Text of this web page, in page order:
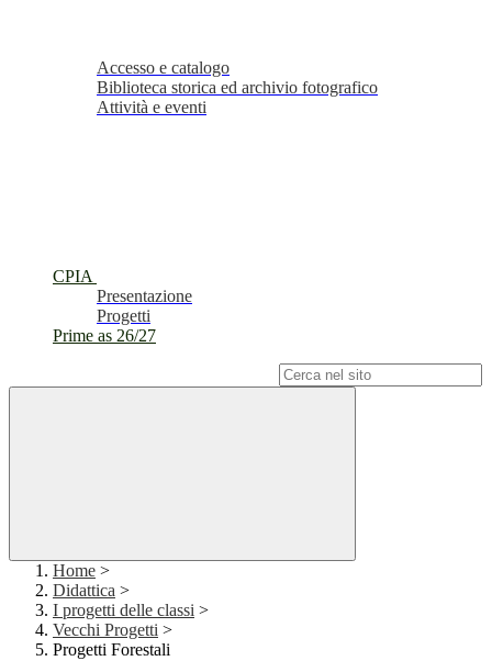
Accesso e catalogo
Biblioteca storica ed archivio fotografico
Attività e eventi
CPIA
Presentazione
Progetti
Prime as 26/27
Home >
Didattica >
I progetti delle classi >
Vecchi Progetti >
Progetti Forestali